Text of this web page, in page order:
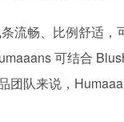
流畅、比例舒适，
可结合
队来说，
百度